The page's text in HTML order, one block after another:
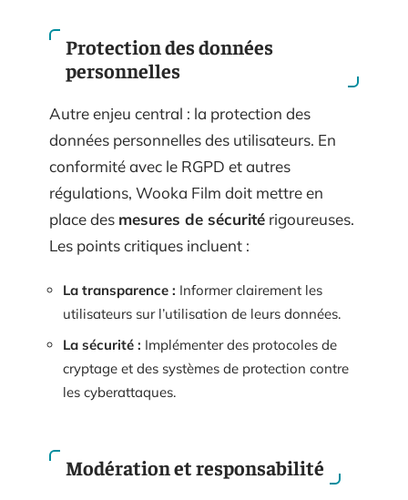
Protection des données
personnelles
Autre enjeu central : la protection des
données personnelles des utilisateurs. En
conformité avec le RGPD et autres
régulations, Wooka Film doit mettre en
place des mesures de sécurité rigoureuses.
Les points critiques incluent :
La transparence : Informer clairement les
utilisateurs sur l’utilisation de leurs données.
La sécurité : Implémenter des protocoles de
cryptage et des systèmes de protection contre
les cyberattaques.
Modération et responsabilité